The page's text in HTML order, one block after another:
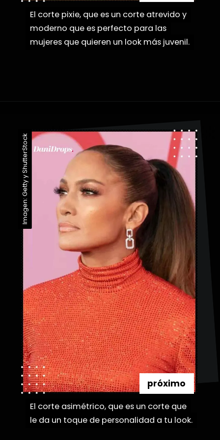
El corte pixie, que es un corte atrevido y
moderno que es perfecto para las
mujeres que quieren un look más juvenil.
El corte pixie, que es un corte atrevido y
moderno que es perfecto para las
mujeres que quieren un look más juvenil.
El corte asimétrico, que es un corte que
le da un toque de personalidad a tu look.
El corte asimétrico, que es un corte que
le da un toque de personalidad a tu look.
próximo
Imagen: Getty y ShutterStock
Imagen: Getty y ShutterStock